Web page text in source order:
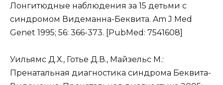
Лонгитюдные наблюдения за 15 детьми с
синдромом Видеманна-Беквита. Am J Med
Genet 1995; 56: 366-373. [PubMed: 7541608]
Уильямс Д.Х., Готье Д.В., Майзельс М.:
Пренатальная диагностика синдрома Беквита-